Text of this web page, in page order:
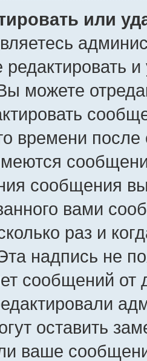
или
можете
времени
сообщения
вами
раз и
надпись не
сообщений от
оставить
ваше